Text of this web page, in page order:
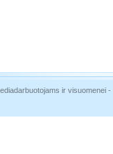
ir visuomenei